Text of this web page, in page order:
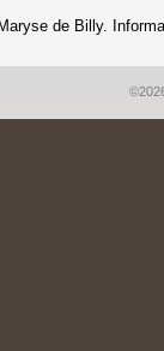
de Billy.